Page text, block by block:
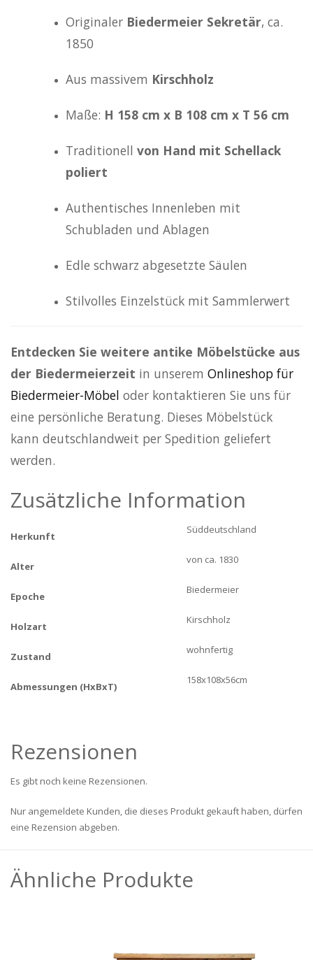
Originaler Biedermeier Sekretär, ca.
1850
Aus massivem Kirschholz
Maße: H 158 cm x B 108 cm x T 56 cm
Traditionell von Hand mit Schellack
poliert
Authentisches Innenleben mit
Schubladen und Ablagen
Edle schwarz abgesetzte Säulen
Stilvolles Einzelstück mit Sammlerwert
Entdecken Sie weitere antike Möbelstücke aus
der Biedermeierzeit in unserem Onlineshop für
Biedermeier-Möbel oder kontaktieren Sie uns für
eine persönliche Beratung. Dieses Möbelstück
kann deutschlandweit per Spedition geliefert
werden.
Zusätzliche Information
Herkunft
Süddeutschland
Alter
von ca. 1830
Epoche
Biedermeier
Holzart
Kirschholz
Zustand
wohnfertig
Abmessungen (HxBxT)
158x108x56cm
Rezensionen
Es gibt noch keine Rezensionen.
Nur angemeldete Kunden, die dieses Produkt gekauft haben, dürfen
eine Rezension abgeben.
Ähnliche Produkte